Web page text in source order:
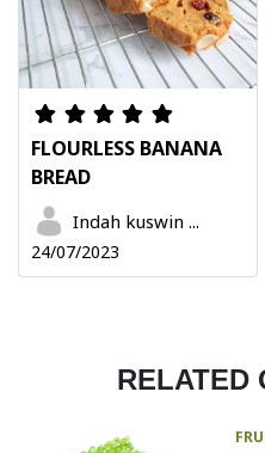
FLOURLESS BANANA
BREAD
Indah kuswin ...
24/07/2023
RELATED